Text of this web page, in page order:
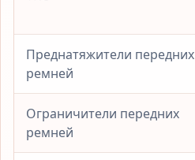
Преднатяжители передних
ремней
Ограничители передних
ремней